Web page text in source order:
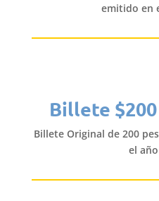
emitido en
Billete
Billete Original de 200
el